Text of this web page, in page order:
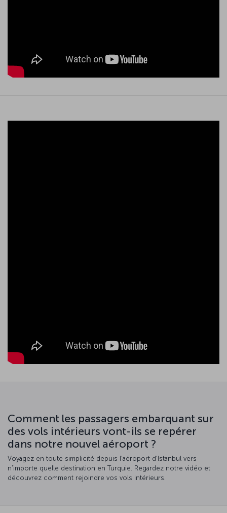
Comment les passagers embarquant sur
des vols intérieurs vont-ils se repérer
dans notre nouvel aéroport ?
Voyagez en toute simplicité depuis l'aéroport d'Istanbul vers
n'importe quelle destination en Turquie. Regardez notre vidéo et
découvrez comment rejoindre vos vols intérieurs.